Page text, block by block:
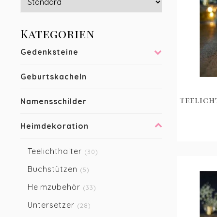
Der
wird
bei
regt
Kategorien
Gedenksteine
Geburtskacheln
Namensschilder
Heimdekoration
Teelichthalter (30)
Buchstützen (5)
Heimzubehör (33)
Untersetzer (28)